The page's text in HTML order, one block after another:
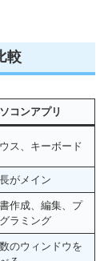
較
コンアプリ
ス、キーボード
がメイン
作成、編集、プ
ラミング
のウィンドウを